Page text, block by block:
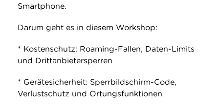
Smartphone.
Darum geht es in diesem Workshop:
* Kostenschutz: Roaming-Fallen, Daten-Limits
und Drittanbietersperren
* Gerätesicherheit: Sperrbildschirm-Code,
Verlustschutz und Ortungsfunktionen